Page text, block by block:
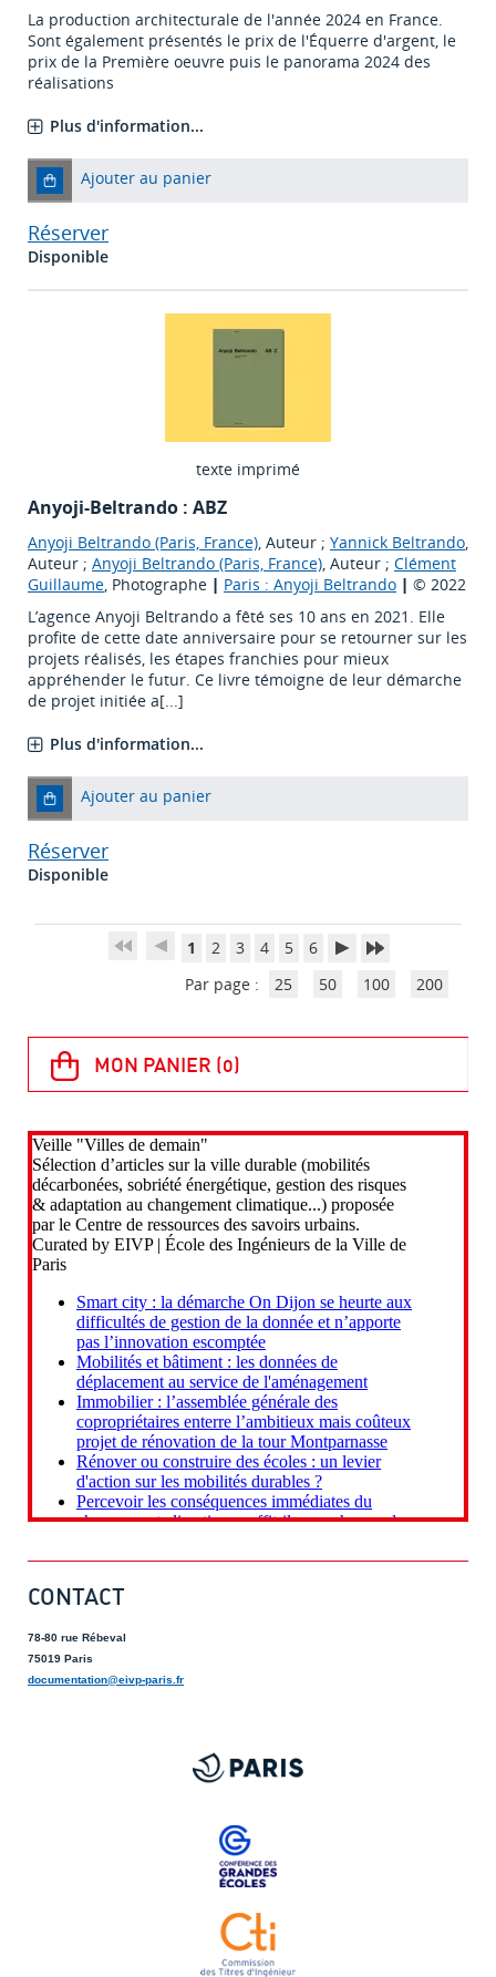
La production architecturale de l'année 2024 en France.
Sont également présentés le prix de l'Équerre d'argent, le
prix de la Première oeuvre puis le panorama 2024 des
réalisations
Plus d'information...
Ajouter au panier
Réserver
Disponible
texte imprimé
Anyoji-Beltrando : ABZ
Anyoji Beltrando (Paris, France), Auteur ; Yannick Beltrando,
Auteur ; Anyoji Beltrando (Paris, France), Auteur ; Clément
Guillaume, Photographe | Paris : Anyoji Beltrando | © 2022
L’agence Anyoji Beltrando a fêté ses 10 ans en 2021. Elle
profite de cette date anniversaire pour se retourner sur les
projets réalisés, les étapes franchies pour mieux
appréhender le futur. Ce livre témoigne de leur démarche
de projet initiée a[...]
Plus d'information...
Ajouter au panier
Réserver
Disponible
1 2 3 4 5
6
Par page :
25 50 100 200
CONTACT
78-80 rue Rébeval
75019 Paris
documentation@eivp-paris.fr